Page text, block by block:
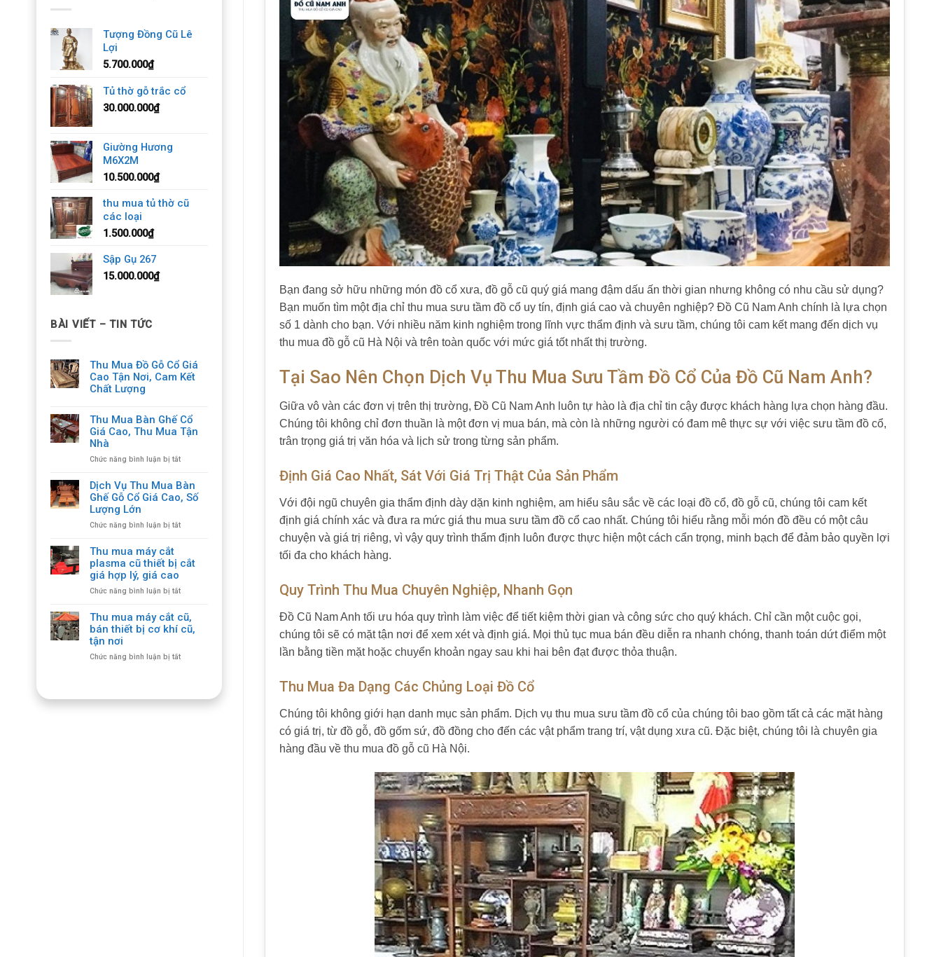
Tượng Đồng Cũ Lê
Lợi
5.700.000₫
Tủ thờ gỗ trắc cổ
30.000.000₫
Giường Hương
M6X2M
10.500.000₫
thu mua tủ thờ cũ
các loại
1.500.000₫
Sập Gụ 267
15.000.000₫
BÀI VIẾT – TIN TỨC
Thu Mua Đồ Gỗ Cổ Giá
Cao Tận Nơi, Cam Kết
Chất Lượng
Thu Mua Bàn Ghế Cổ
Giá Cao, Thu Mua Tận
Nhà
Chức năng bình luận bị tắtở
Mua
Bàn
Ghế
Giá
Mua
Dịch Vụ Thu Mua Bàn
Ghế Gỗ Cổ Giá Cao, Số
Lượng Lớn
Chức năng bình luận bị tắtở
Thu
Mua
Ghế
Cổ
Giá
Cao,
Lượng
Thu mua máy cắt
plasma cũ thiết bị cắt
giá hợp lý, giá cao
Chức năng bình luận bị tắtở
mua
máy
cắt
cũ
giá
Thu mua máy cắt cũ,
bán thiết bị cơ khí cũ,
tận nơi
Chức năng bình luận bị tắtở
cắt
Bạn đang sở hữu những món đồ cổ xưa, đồ gỗ cũ quý giá mang đậm dấu ấn thời gian nhưng không có nhu cầu sử dụng?
Bạn muốn tìm một địa chỉ thu mua sưu tầm đồ cổ uy tín, định giá cao và chuyên nghiệp? Đồ Cũ Nam Anh chính là lựa chọn
số 1 dành cho bạn. Với nhiều năm kinh nghiệm trong lĩnh vực thẩm định và sưu tầm, chúng tôi cam kết mang đến dịch vụ
thu mua đồ gỗ cũ Hà Nội và trên toàn quốc với mức giá tốt nhất thị trường.
Tại Sao Nên Chọn Dịch Vụ Thu Mua Sưu Tầm Đồ Cổ Của Đồ Cũ Nam Anh?
Giữa vô vàn các đơn vị trên thị trường, Đồ Cũ Nam Anh luôn tự hào là địa chỉ tin cậy được khách hàng lựa chọn hàng đầu.
Chúng tôi không chỉ đơn thuần là một đơn vị mua bán, mà còn là những người có đam mê thực sự với việc sưu tầm đồ cổ,
trân trọng giá trị văn hóa và lịch sử trong từng sản phẩm.
Định Giá Cao Nhất, Sát Với Giá Trị Thật Của Sản Phẩm
Với đội ngũ chuyên gia thẩm định dày dặn kinh nghiệm, am hiểu sâu sắc về các loại đồ cổ, đồ gỗ cũ, chúng tôi cam kết
định giá chính xác và đưa ra mức giá thu mua sưu tầm đồ cổ cao nhất. Chúng tôi hiểu rằng mỗi món đồ đều có một câu
chuyện và giá trị riêng, vì vậy quy trình thẩm định luôn được thực hiện một cách cẩn trọng, minh bạch để đảm bảo quyền lợi
tối đa cho khách hàng.
Quy Trình Thu Mua Chuyên Nghiệp, Nhanh Gọn
Đồ Cũ Nam Anh tối ưu hóa quy trình làm việc để tiết kiệm thời gian và công sức cho quý khách. Chỉ cần một cuộc gọi,
chúng tôi sẽ có mặt tận nơi để xem xét và định giá. Mọi thủ tục mua bán đều diễn ra nhanh chóng, thanh toán dứt điểm một
lần bằng tiền mặt hoặc chuyển khoản ngay sau khi hai bên đạt được thỏa thuận.
Thu Mua Đa Dạng Các Chủng Loại Đồ Cổ
Chúng tôi không giới hạn danh mục sản phẩm. Dịch vụ thu mua sưu tầm đồ cổ của chúng tôi bao gồm tất cả các mặt hàng
có giá trị, từ đồ gỗ, đồ gốm sứ, đồ đồng cho đến các vật phẩm trang trí, vật dụng xưa cũ. Đặc biệt, chúng tôi là chuyên gia
hàng đầu về thu mua đồ gỗ cũ Hà Nội.